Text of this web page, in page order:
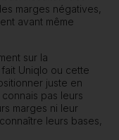
marges négatives,
avant même
sur la
Uniqlo ou cette
juste en
pas leurs
marges ni leur
leurs bases,